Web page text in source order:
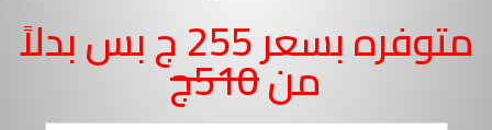
متوفره بسعر 255 ج بس بدلاً
من510ج